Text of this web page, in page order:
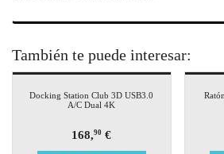
También te puede interesar:
Docking Station Club 3D USB3.0
A/C Dual 4K
168,90 €